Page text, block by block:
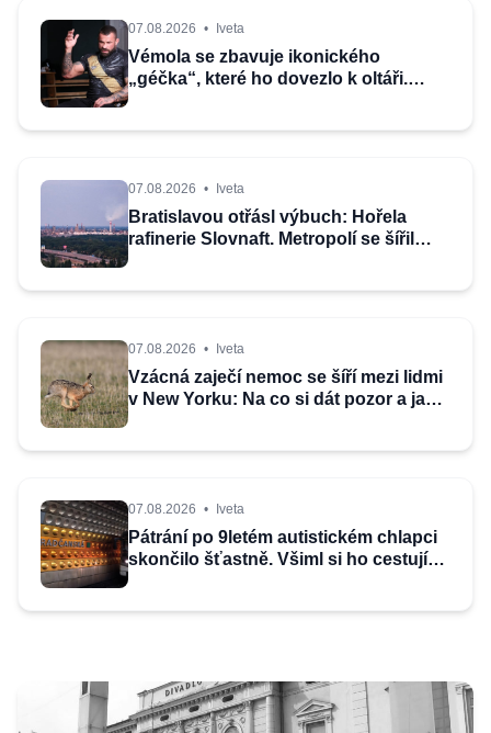
07.08.2026 • Iveta
Vémola se zbavuje ikonického
„géčka“, které ho dovezlo k oltáři.
07.08.2026 • Iveta
Bratislavou otřásl výbuch: Hořela
rafinerie Slovnaft. Metropolí se šířil
07.08.2026 • Iveta
Vzácná zaječí nemoc se šíří mezi lidmi
v New Yorku: Na co si dát pozor a jaké
07.08.2026 • Iveta
Pátrání po 9letém autistickém chlapci
skončilo šťastně. Všiml si ho cestující